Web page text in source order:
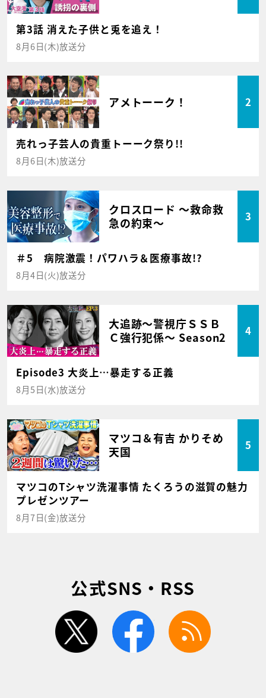
第3話 消えた子供と兎を追え！
8月6日(木)放送分
アメトーーク！ 2
売れっ子芸人の貴重トーーク祭り!!
8月6日(木)放送分
クロスロード ～救命救
急の約束～
3
＃5 病院激震！パワハラ＆医療事故!?
8月4日(火)放送分
大追跡～警視庁ＳＳＢ
Ｃ強行犯係～ Season2
4
Episode3 大炎上…暴走する正義
8月5日(水)放送分
マツコ＆有吉 かりそめ
天国
5
マツコのTシャツ洗濯事情 たくろうの滋賀の魅力
プレゼンツアー
8月7日(金)放送分
公式SNS・RSS
twitter facebook